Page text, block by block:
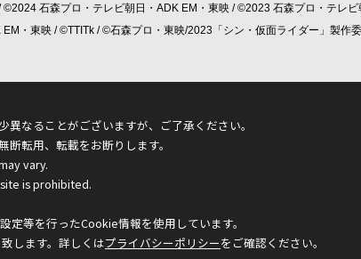
石森プロ・テレビ朝日・ADK EM・東映 / ©2023 石森プロ・テレ
・東映 / ©TTITk / ©石森プロ・東映/2023「シン・仮面ライダー」製作
なることがございますが、ご了承ください。
転用、転載をお断りします。
vary.
is prohibited.
等を行ったCookie情報を使用しています。
します。詳しくはプライバシーポリシーをご確認ください。